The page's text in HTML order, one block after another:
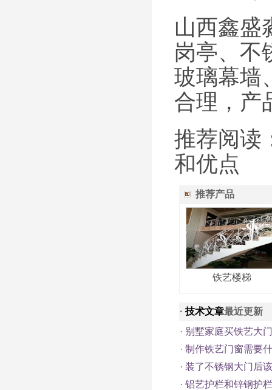
山西鑫盛
岗亭、不
玻璃幕墙
合理，产
推荐阅读
和优点
推荐产品
铁艺楼梯
· 技术文章最近更新
· 别墅家庭买铁艺大
· 制作铁艺门窗需要
· 装了不锈钢大门后
· 铝艺护栏和锌钢护